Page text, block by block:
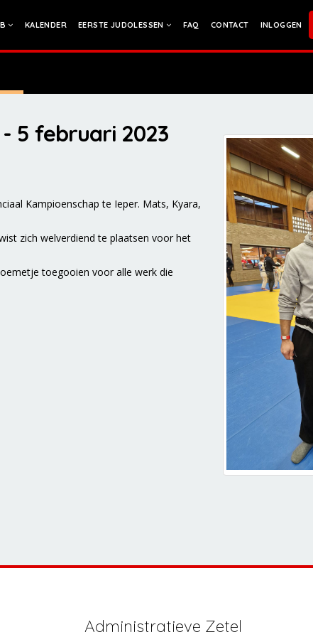
KALENDER EERSTE JUDOLESSEN FAQ CONTACT INLOGGEN
5 februari 2023
Kampioenschap te Ieper. Mats, Kyara,
zich welverdiend te plaatsen voor het
toegooien voor alle werk die
Administratieve Zetel